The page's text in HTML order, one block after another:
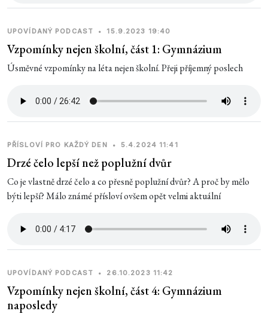
UPOVÍDANÝ PODCAST • 15.9.2023 19:40
Vzpomínky nejen školní, část 1: Gymnázium
Úsměvné vzpomínky na léta nejen školní. Přeji příjemný poslech
PŘÍSLOVÍ PRO KAŽDÝ DEN • 5.4.2024 11:41
Drzé čelo lepší než poplužní dvůr
Co je vlastně drzé čelo a co přesně poplužní dvůr? A proč by mělo
býti lepší? Málo známé přísloví ovšem opět velmi aktuální
UPOVÍDANÝ PODCAST • 26.10.2023 11:42
Vzpomínky nejen školní, část 4: Gymnázium
naposledy